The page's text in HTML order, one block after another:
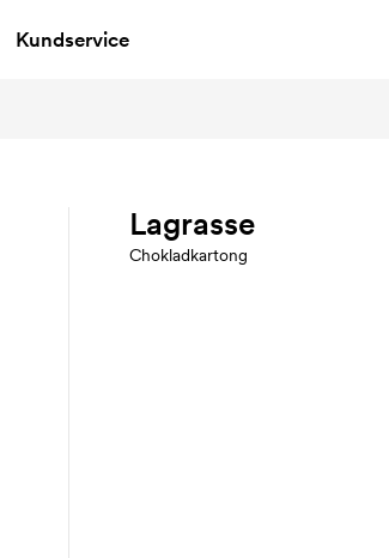
Kundservice
Lagrasse
Chokladkartong